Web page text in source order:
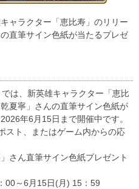
ャラクター「恵比寿」のリリー
直筆サイン色紙が当たるプレゼ
は、新英雄キャラクター「恵比
夏寧」さんの直筆サイン色紙が
年6月15日まで開催中です。
スト、またはゲーム内からの応
さん直筆サイン色紙プレゼント
00～6月15日(月) 15：59